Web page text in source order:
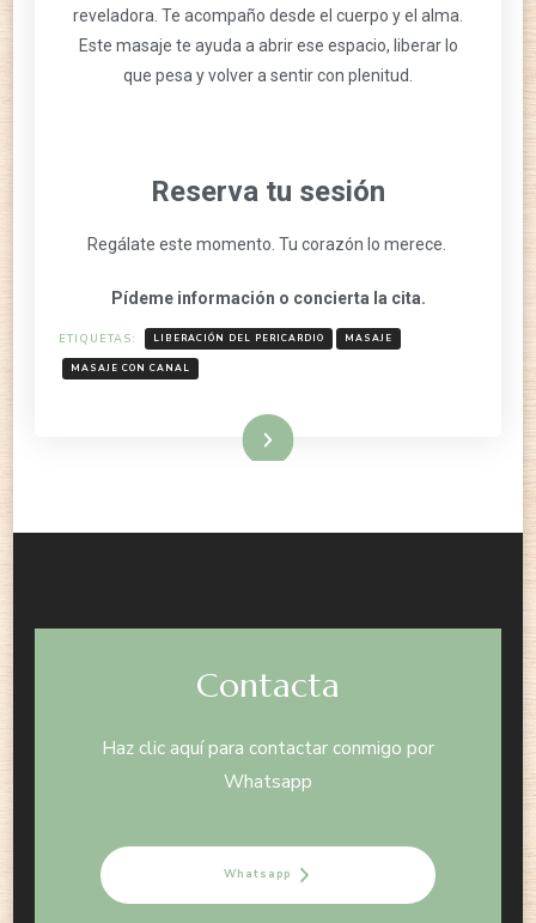
reveladora. Te acompaño desde el cuerpo y el alma.
Este masaje te ayuda a abrir ese espacio, liberar lo
que pesa y volver a sentir con plenitud.
Reserva tu sesión
Regálate este momento. Tu corazón lo merece.
Pídeme información o concierta la cita.
ETIQUETAS: LIBERACIÓN DEL PERICARDIO MASAJE
MASAJE CON CANAL
Leer más
Contacta
Haz clic aquí para contactar conmigo por
Whatsapp
Whatsapp